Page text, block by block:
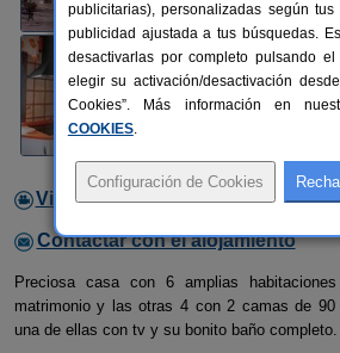
Video
Contactar con el alojamiento
Preciosa casa con 6 amplias
matrimonio y las otras 4 con 2 camas de
una de ellas con tv y su bonito baño completo.
publicitarias), personalizadas según
publicidad ajustada a tus búsquedas.
desactivarlas por completo pulsando el
elegir su activación/desactivación
Cookies”. Más información en
COOKIES.